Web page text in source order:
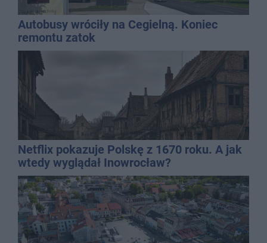
Autobusy wróciły na Cegielną. Koniec
remontu zatok
Netflix pokazuje Polskę z 1670 roku. A jak
wtedy wyglądał Inowrocław?